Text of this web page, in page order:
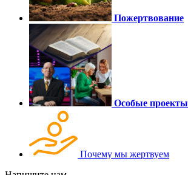
Пожертвование
Особые проекты
Почему мы жертвуем